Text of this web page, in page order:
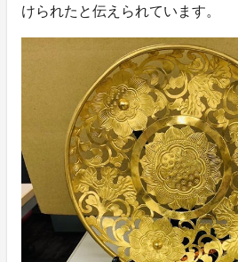
けられたと伝えられています。